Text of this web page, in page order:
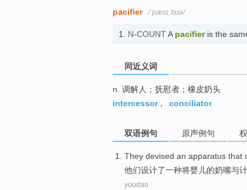
pacifier /ˈpæsɪˌfaɪə/
1. N-COUNTA pacifieris the
同近义词
n. 调解人；抚慰者；橡皮奶头
intercessor, conciliator
双语例句 原声例句
They devised an apparatus that
他们设计了一种将婴儿的奶嘴与
youdao